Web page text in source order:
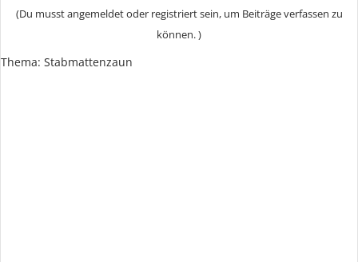
(Du musst angemeldet oder registriert sein, um Beiträge verfassen zu
können. )
Thema: Stabmattenzaun